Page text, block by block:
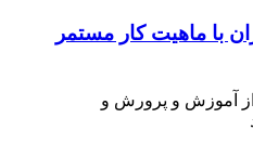
با ماهیت کار مستمر